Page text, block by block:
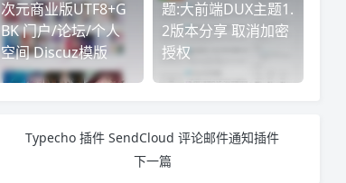
次元商业版UTF8+G
BK 门户/论坛/个人
空间 Discuz模版
题:大前端DUX主题1.
2版本分享 取消加密
授权
Typecho 插件 SendCloud 评论邮件通知插件
下一篇